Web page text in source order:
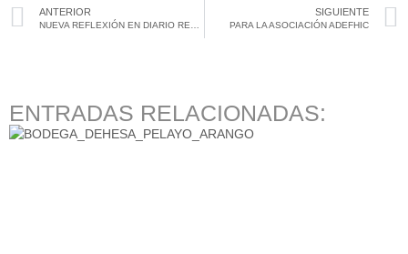
ANTERIOR SIGUIENTE
PARA LA ASOCIACIÓN ADEFHIC
ENTRADAS RELACIONADAS: